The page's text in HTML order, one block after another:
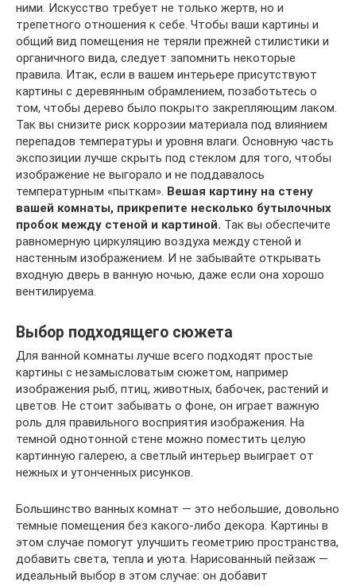
ними. Искусство требует не только жертв, но и
трепетного отношения к себе. Чтобы ваши картины и
общий вид помещения не теряли прежней стилистики и
органичного вида, следует запомнить некоторые
правила. Итак, если в вашем интерьере присутствуют
картины с деревянным обрамлением, позаботьтесь о
том, чтобы дерево было покрыто закрепляющим лаком.
Так вы снизите риск коррозии материала под влиянием
перепадов температуры и уровня влаги. Основную часть
экспозиции лучше скрыть под стеклом для того, чтобы
изображение не выгорало и не поддавалось
температурным «пыткам». Вешая картину на стену
вашей комнаты, прикрепите несколько бутылочных
пробок между стеной и картиной. Так вы обеспечите
равномерную циркуляцию воздуха между стеной и
настенным изображением. И не забывайте открывать
входную дверь в ванную ночью, даже если она хорошо
вентилируема.
Выбор подходящего сюжета
Для ванной комнаты лучше всего подходят простые
картины с незамысловатым сюжетом, например
изображения рыб, птиц, животных, бабочек, растений и
цветов. Не стоит забывать о фоне, он играет важную
роль для правильного восприятия изображения. На
темной однотонной стене можно поместить целую
картинную галерею, а светлый интерьер выиграет от
нежных и утонченных рисунков.
Большинство ванных комнат — это небольшие, довольно
темные помещения без какого-либо декора. Картины в
этом случае помогут улучшить геометрию пространства,
добавить света, тепла и уюта. Нарисованный пейзаж —
идеальный выбор в этом случае: он добавит